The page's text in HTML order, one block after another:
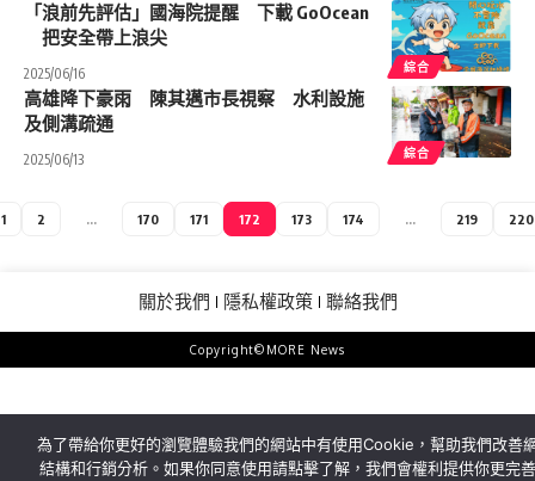
綜合
「浪前先評估」國海院提醒 下載 GoOcean
把安全帶上浪尖
2025/06/16
綜合
高雄降下豪雨 陳其邁市長視察 水利設施
及側溝疏通
2025/06/13
1 2 ... 170 171 172 173 174 ... 219 220
關於我們 隱私權政策 聯絡我們
Copyright©MORE News
為了帶給你更好的瀏覽體驗我們的網站中有使用Cookie，幫助我們改善
結構和行銷分析。如果你同意使用請點擊了解，我們會權利提供你更完